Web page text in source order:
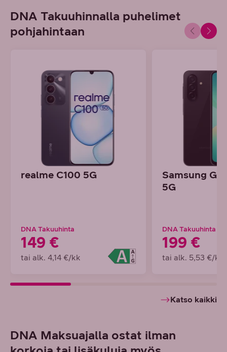
DNA Takuuhinnalla puhelimet
pohjahintaan
realme C100 5G
DNA Takuuhinta
149 €
tai alk. 4,14 €/kk
Samsung
5G
DNA Takuuhinta
199 €
tai alk. 5,53 €/kk
Katso kaikki
DNA Maksuajalla ostat ilman